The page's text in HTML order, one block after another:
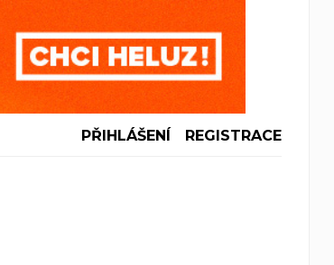
PŘIHLÁŠENÍ REGISTRACE